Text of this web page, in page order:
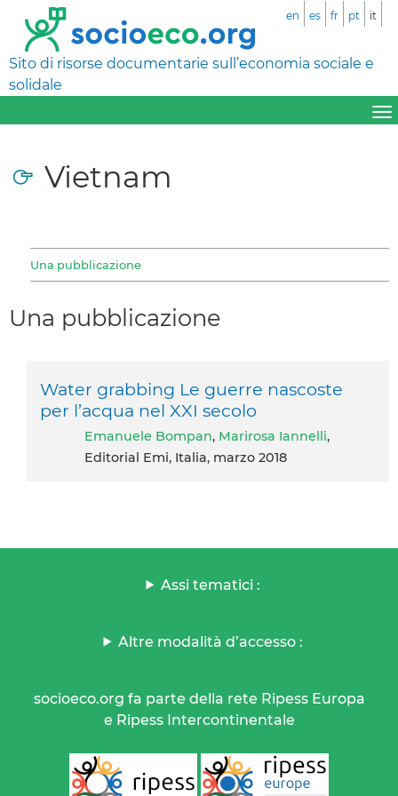
Sito di risorse documentarie sull’economia sociale e
solidale
en es fr pt it
Vietnam
Una pubblicazione
Una pubblicazione
Water grabbing Le guerre nascoste
per l’acqua nel XXI secolo
Emanuele Bompan, Marirosa Iannelli,
Editorial Emi, Italia, marzo 2018
Assi tematici :
Altre modalità d’accesso :
socioeco.org fa parte della rete Ripess Europa
e Ripess Intercontinentale